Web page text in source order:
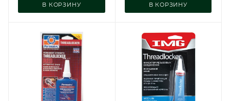
В КОРЗИНУ В КОРЗИНУ